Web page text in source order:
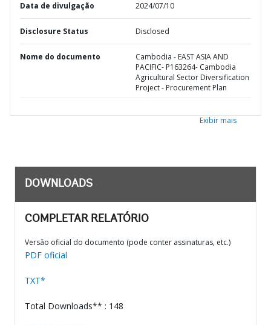
Data de divulgação 2024/07/10
Disclosure Status Disclosed
Nome do documento
Cambodia - EAST ASIA AND
PACIFIC- P163264- Cambodia
Agricultural Sector Diversification
Project - Procurement Plan
Exibir mais
DOWNLOADS
COMPLETAR RELATÓRIO
Versão oficial do documento (pode conter assinaturas, etc.)
PDF oficial
TXT*
Total Downloads** : 148